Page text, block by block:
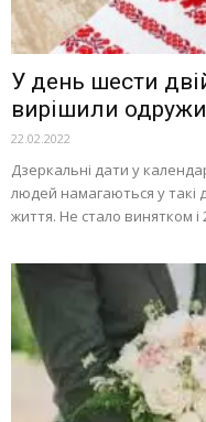
У день шести
вирішили
22.02.2022
Дзеркальні дати у
людей намагаються у такі
життя. Не стало винятком і